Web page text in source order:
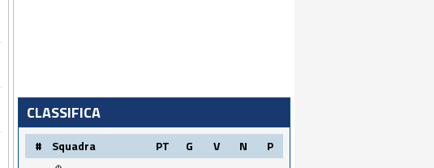
CLASSIFICA
# Squadra PT G V N P